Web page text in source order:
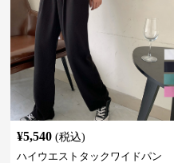
¥5,540 (税込)
ハイウエストタックワイドパン